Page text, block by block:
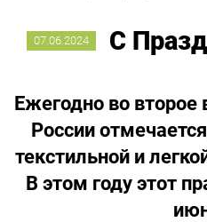
07.06.2024 С
Ежегодно во второе
России
текстильной и
В этом году этот